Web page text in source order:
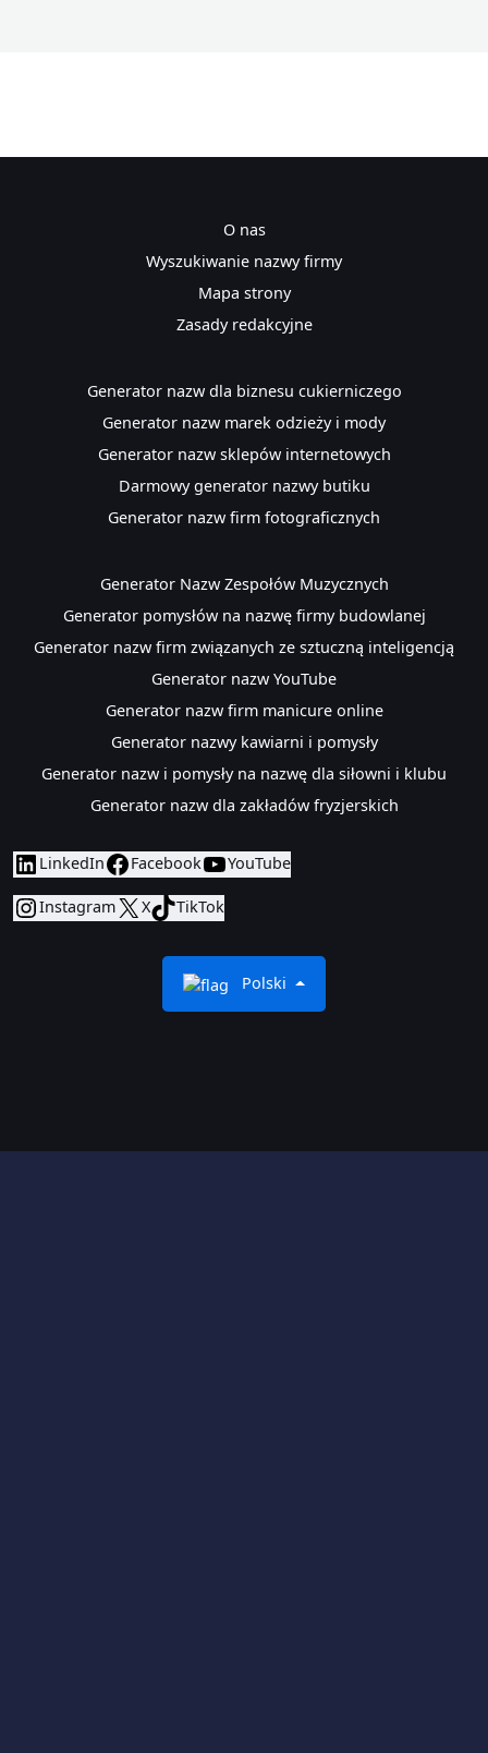
O nas
Wyszukiwanie nazwy firmy
Mapa strony
Zasady redakcyjne
Generator nazw dla biznesu cukierniczego
Generator nazw marek odzieży i mody
Generator nazw sklepów internetowych
Darmowy generator nazwy butiku
Generator nazw firm fotograficznych
Generator Nazw Zespołów Muzycznych
Generator pomysłów na nazwę firmy budowlanej
Generator nazw firm związanych ze sztuczną inteligencją
Generator nazw YouTube
Generator nazw firm manicure online
​Generator nazwy kawiarni i pomysły
Generator nazw i pomysły na nazwę dla siłowni i klubu
Generator nazw dla zakładów fryzjerskich
LinkedIn Facebook YouTube
Instagram X TikTok
Polski